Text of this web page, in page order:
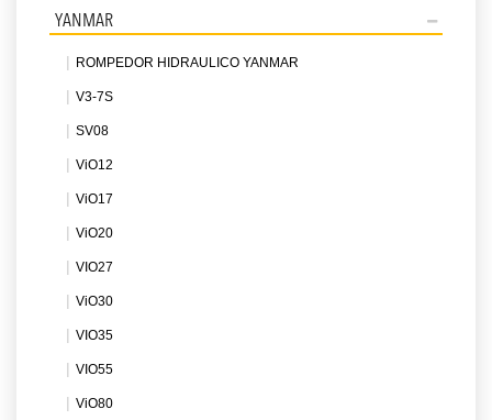
YANMAR
ROMPEDOR HIDRAULICO YANMAR
V3-7S
SV08
ViO12
ViO17
ViO20
VIO27
ViO30
VIO35
VIO55
ViO80